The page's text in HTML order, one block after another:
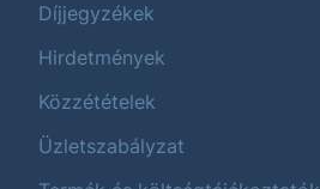
Díjjegyzékek
Hirdetmények
Közzétételek
Üzletszabályzat